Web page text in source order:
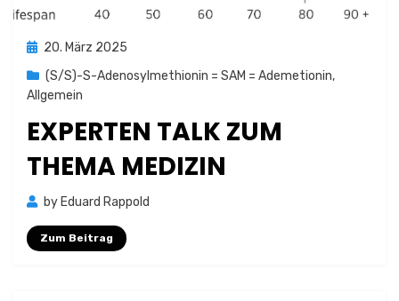
Posted
20. März 2025
(S/S)-S-Adenosylmethionin = SAM = Ademetionin,
Allgemein
EXPERTEN TALK ZUM
THEMA MEDIZIN
by Eduard Rappold
Zum Beitrag